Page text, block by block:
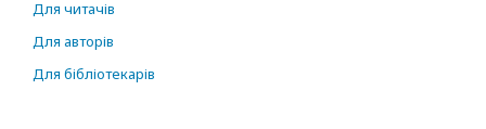
Для читачів
Для авторів
Для бібліотекарів